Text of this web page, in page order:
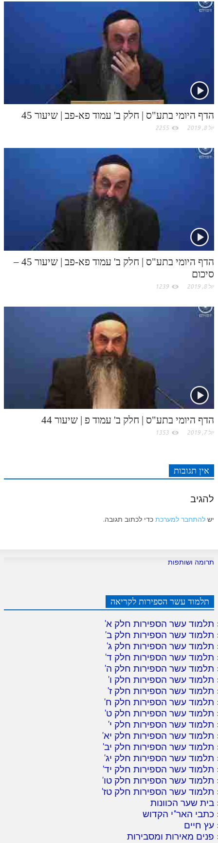
c
m
הדף היומי בתע"ס | חלק ב' עמוד פא-פב | שיעור 45
יול 8, 2019 2255
הדף היומי בתע"ס | חלק ב' עמוד פא-פב | שיעור 45 –
סיכום
יול 8, 2019 1239
הדף היומי בתע"ס | חלק ב' עמוד פ | שיעור 44
יול 7, 2019 1353
אין תגובות
להגיב
יש להתחבר למערכת כדי לכתוב תגובה.
תרומה ושותפות
תלמוד עשר הספירות לקריאה
תלמוד עשר הספירות חלק א'
תלמוד עשר הספירות חלק ב'
תלמוד עשר הספירות חלק ג'
תלמוד עשר הספירות חלק ד'
תלמוד עשר הספירות חלק ה'
תלמוד עשר הספירות חלק ו'
תלמוד עשר הספירות חלק ז'
תלמוד עשר הספירות חלק ח'
תלמוד עשר הספירות חלק ט'
תלמוד עשר הספירות חלק י'
תלמוד עשר הספירות חלק יא'
תלמוד עשר הספירות חלק יב'
תלמוד עשר הספירות חלק יג'
תלמוד עשר הספירות חלק יד'
תלמוד עשר הספירות חלק טו'
תלמוד עשר הספירות חלק טז'
בית שער הכוונות
כתבי האר"י הקדוש
עץ חיים
פנים מאירות ומסבירות